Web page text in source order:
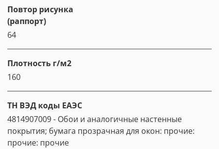
Повтор рисунка
(раппорт)
64
Плотность г/м2
160
ТН ВЭД коды ЕАЭС
4814907009 - Обои и аналогичные настенные
покрытия; бумага прозрачная для окон: прочие:
прочие: прочие